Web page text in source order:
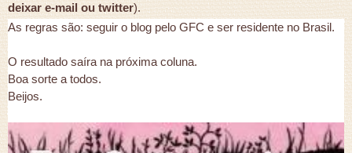
deixar e-mail ou twitter).
As regras são: seguir o blog pelo GFC e ser residente no Brasil.
O resultado saíra na próxima coluna.
Boa sorte a todos.
Beijos.